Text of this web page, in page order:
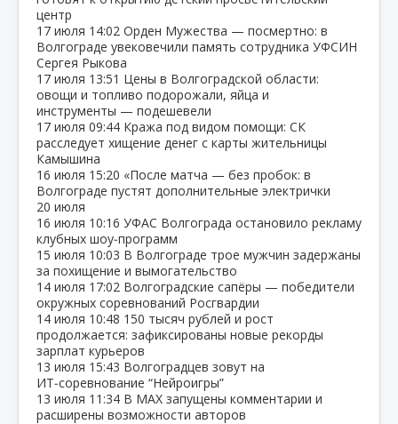
центр
17 июля 14:02 Орден Мужества — посмертно: в
Волгограде увековечили память сотрудника УФСИН
Сергея Рыкова
17 июля 13:51 Цены в Волгоградской области:
овощи и топливо подорожали, яйца и
инструменты — подешевели
17 июля 09:44 Кража под видом помощи: СК
расследует хищение денег с карты жительницы
Камышина
16 июля 15:20 «После матча — без пробок: в
Волгограде пустят дополнительные электрички
20 июля
16 июля 10:16 УФАС Волгограда остановило рекламу
клубных шоу‑программ
15 июля 10:03 В Волгограде трое мужчин задержаны
за похищение и вымогательство
14 июля 17:02 Волгоградские сапёры — победители
окружных соревнований Росгвардии
14 июля 10:48 150 тысяч рублей и рост
продолжается: зафиксированы новые рекорды
зарплат курьеров
13 июля 15:43 Волгоградцев зовут на
ИТ‑соревнование “Нейроигры”
13 июля 11:34 В МАХ запущены комментарии и
расширены возможности авторов